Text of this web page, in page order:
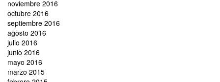
noviembre 2016
octubre 2016
septiembre 2016
agosto 2016
julio 2016
junio 2016
mayo 2016
marzo 2015